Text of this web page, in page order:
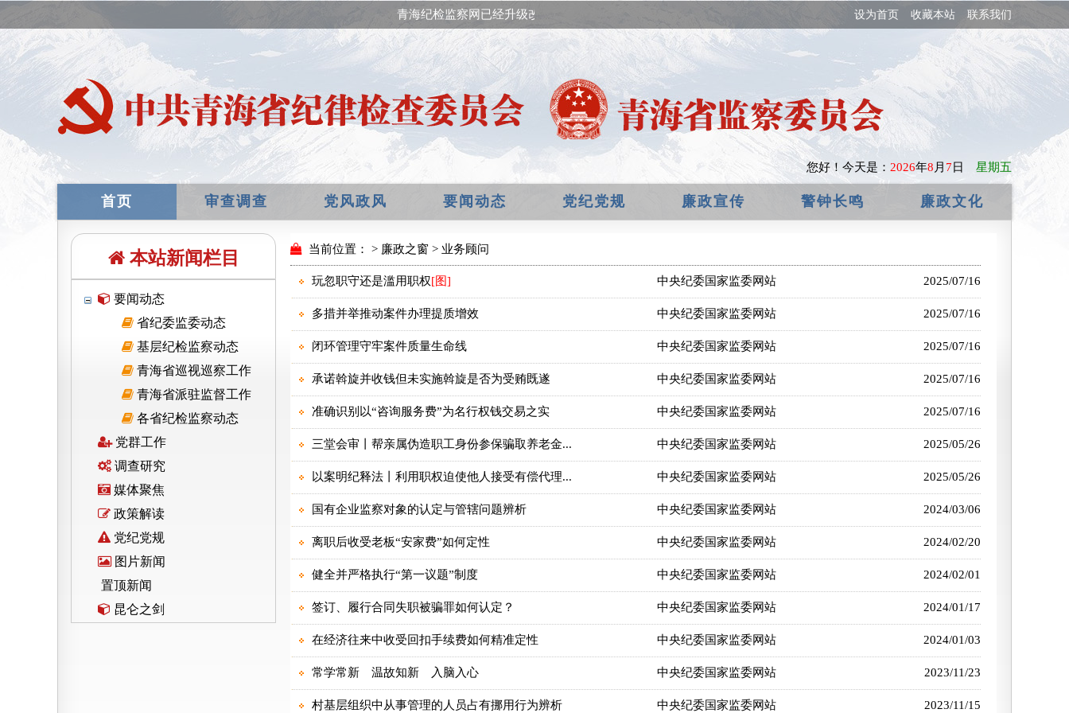
青海纪检监察网已经升级改版，欢迎提出宝贵意见！ 设为首页 收藏本站 联系我们
您好！ 今天是： 2026年8 月 7 日 星期五
首页 审查调查 党风政风 要闻动态 党纪党规 廉政宣传 警钟长鸣 廉政文化
本站新闻栏目
要闻动态
省纪委监委动态
基层纪检监察动态
青海省巡视巡察工作
青海省派驻监督工作
各省纪检监察动态
党群工作
调查研究
媒体聚焦
政策解读
党纪党规
图片新闻
置顶新闻
昆仑之剑